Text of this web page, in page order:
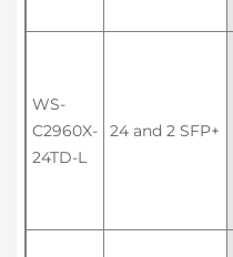
WS-
C2960X-
24TD-L
24 and 2 SFP+